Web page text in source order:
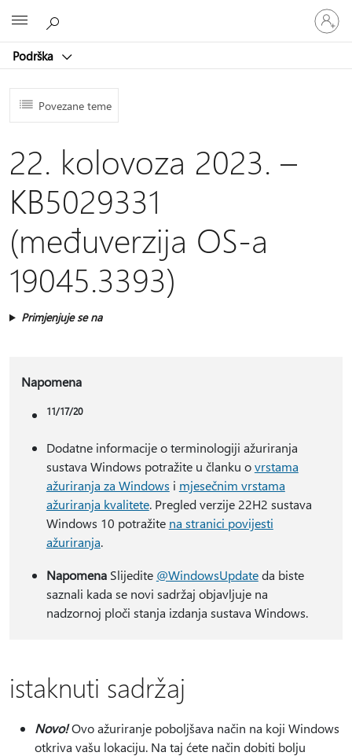
Podrška
Prijavite
se
u
račun
Povezane teme
22. kolovoza 2023. –
KB5029331
(međuverzija OS-a
19045.3393)
Primjenjuje se na
Napomena
11/17/20
Dodatne informacije o terminologiji ažuriranja
sustava Windows potražite u članku ovrstama
ažuriranja za Windows i mjesečnim vrstama
ažuriranja kvalitete. Pregled verzije 22H2 sustava
Windows 10 potražite na stranici povijesti
ažuriranja.
NapomenaSlijedite @WindowsUpdateda biste
saznali kada se novi sadržaj objavljuje na
nadzornoj ploči stanja izdanja sustava Windows.
istaknuti sadržaj
Novo!Ovo ažuriranje poboljšava način na koji Windows
otkriva vašu lokaciju. Na taj ćete način dobiti bolju